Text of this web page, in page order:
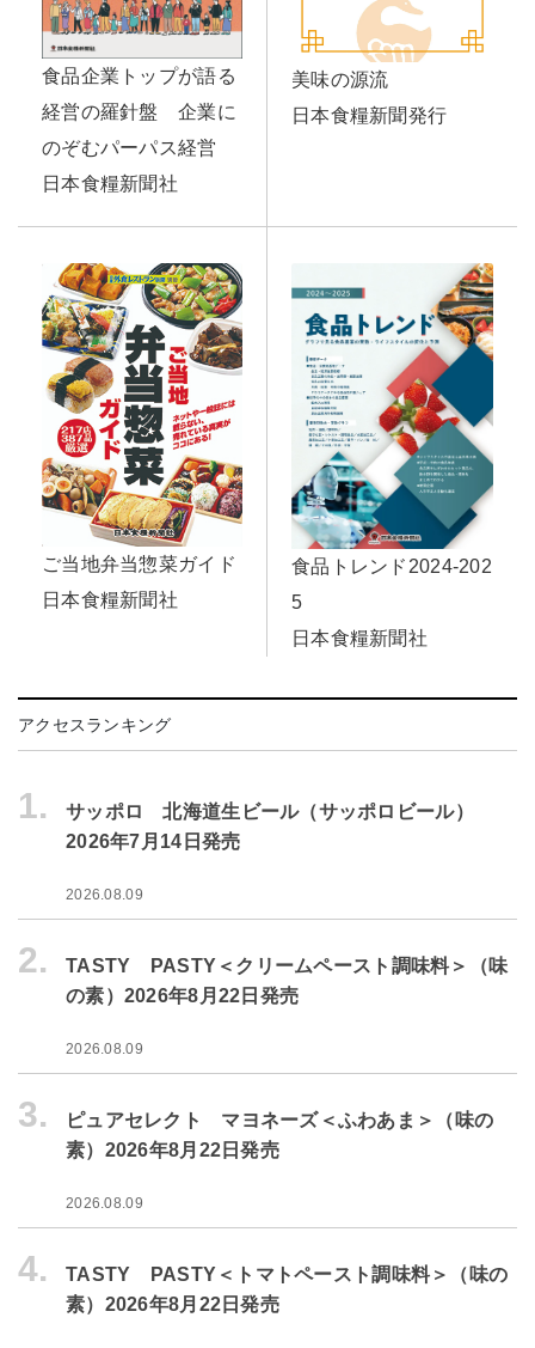
食品企業トップが語る
経営の羅針盤 企業に
のぞむパーパス経営
日本食糧新聞社
美味の源流
日本食糧新聞発行
ご当地弁当惣菜ガイド
日本食糧新聞社
食品トレンド2024-202
5
日本食糧新聞社
アクセスランキング
1.
サッポロ 北海道生ビール（サッポロビール）
2026年7月14日発売
2026.08.09
2.
TASTY PASTY＜クリームペースト調味料＞（味
の素）2026年8月22日発売
2026.08.09
3.
ピュアセレクト マヨネーズ＜ふわあま＞（味の
素）2026年8月22日発売
2026.08.09
4.
TASTY PASTY＜トマトペースト調味料＞（味の
素）2026年8月22日発売